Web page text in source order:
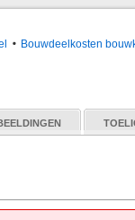
Bouwdeelkosten